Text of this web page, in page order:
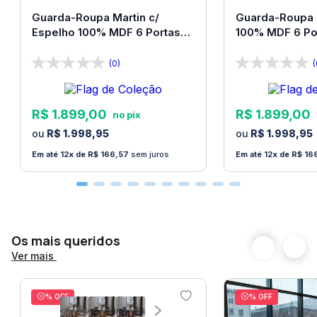
• Não utilizar escovas ou itens abrasivos, bem como
produtos de limpeza ácidos, produtos químicos
removedores sobre o sofá
• Não passar roupas ou expor o sofá a calor. Produto
altamente inflamável
Observações importantes:
A Loja Bom Pastor não faz montagem de produtos.
Todos os produtos acompanham manual de
contratação de um montador profissional para
danos de quaisquer naturezas causados no produto
pela montagem.
Guarda-Roupa Martin c/
Espelho 100% MDF 6 Portas
(0)
R$ 1.899, 00
R$ 1.998,95
12 R$ 166 57 sem juros
Guarda-
100% MDF 6
R$ 1.899, 00
R$ 1.998,95
12 R$
Os mais queridos
Ver mais
% OFF % OFF